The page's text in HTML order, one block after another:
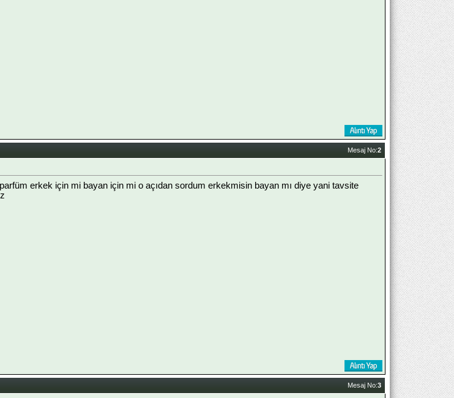
Mesaj No:2
erkek için mi bayan için mi o açıdan sordum erkekmisin bayan mı diye yani tavsite
Mesaj No:3